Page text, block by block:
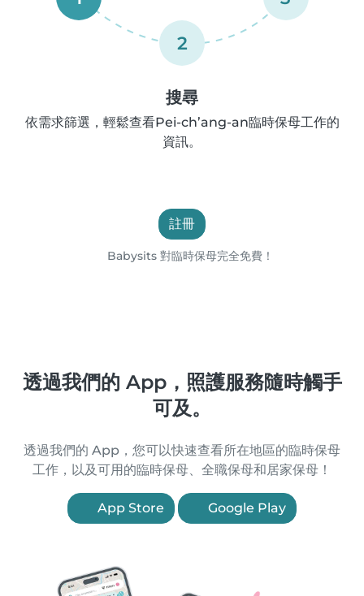
2
搜尋
依需求篩選，輕鬆查看Pei-ch’ang-an臨時保母工作的
資訊。
註冊
Babysits 對臨時保母完全免費！
透過我們的 App，照護服務隨時觸手
可及。
透過我們的 App，您可以快速查看所在地區的臨時保母
工作，以及可用的臨時保母、全職保母和居家保母！
App Store Google Play